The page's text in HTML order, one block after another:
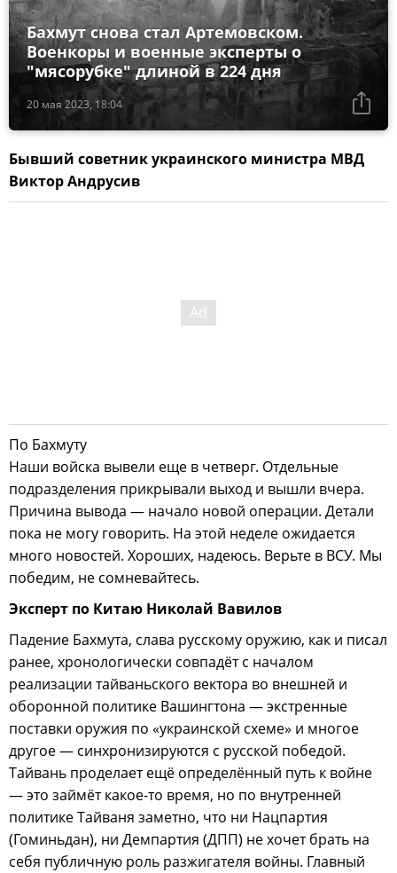
20 мая 2023, 18:04
Бахмут снова стал Артемовском.
Военкоры и военные эксперты о
"мясорубке" длиной в 224 дня
Бывший советник украинского министра МВД
Виктор Андрусив
По Бахмуту
Наши войска вывели еще в четверг. Отдельные
подразделения прикрывали выход и вышли вчера.
Причина вывода — начало новой операции. Детали
пока не могу говорить. На этой неделе ожидается
много новостей. Хороших, надеюсь. Верьте в ВСУ. Мы
победим, не сомневайтесь.
Эксперт по Китаю Николай Вавилов
Падение Бахмута, слава русскому оружию, как и писал
ранее, хронологически совпадёт с началом
реализации тайваньского вектора во внешней и
оборонной политике Вашингтона — экстренные
поставки оружия по «украинской схеме» и многое
другое — синхронизируются с русской победой.
Тайвань проделает ещё определённый путь к войне
— это займёт какое-то время, но по внутренней
политике Тайваня заметно, что ни Нацпартия
(Гоминьдан), ни Демпартия (ДПП) не хочет брать на
себя публичную роль разжигателя войны. Главный